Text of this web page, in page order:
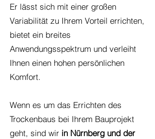
Er lässt sich mit einer großen
Variabilität zu Ihrem Vorteil errichten,
bietet ein breites
Anwendungsspektrum und verleiht
Ihnen einen hohen persönlichen
Komfort.
Wenn es um das Errichten des
Trockenbaus bei Ihrem Bauprojekt
geht, sind wir in Nürnberg und der